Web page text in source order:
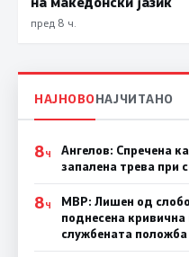
пред 8 ч.
НАЈНОВОНАЈЧИТАНО
8Ч
Ангелов: Спречена
запалена трева при
8Ч
МВР: Лишен од
поднесена кривична
службената